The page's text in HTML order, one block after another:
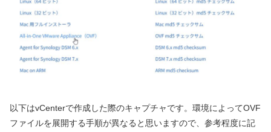
以下はvCenterで作成した際のキャプチャです。環境によってOVF
ファイルを展開する手順が異なると思いますので、参考程度に記